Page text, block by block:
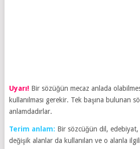
Uyarı!Bir sözüğün mecaz anlada
kullanılması gerekir. Tek başına bulunan
anlamdadırlar.
Terim anlam: Bir sözcüğün dil,
değişik alanlar da kullanılan ve o alanla